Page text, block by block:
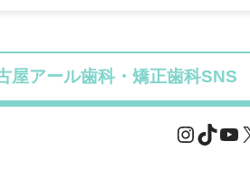
屋アール歯科・矯正歯科SNS